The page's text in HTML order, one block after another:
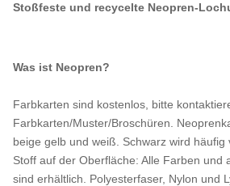
Stoßfeste und recycelte Neopren-
Was ist Neopren?
Farbkarten sind kostenlos, bitte
Farbkarten/Muster/Broschüren.
beige gelb und weiß. Schwarz wird häufig
Stoff auf der Oberfläche: Alle Farben und
sind erhältlich. Polyesterfaser, Nylon und